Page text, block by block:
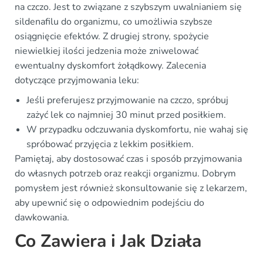
na czczo. Jest to związane z szybszym uwalnianiem się
sildenafilu do organizmu, co umożliwia szybsze
osiągnięcie efektów. Z drugiej strony, spożycie
niewielkiej ilości jedzenia może zniwelować
ewentualny dyskomfort żołądkowy. Zalecenia
dotyczące przyjmowania leku:
Jeśli preferujesz przyjmowanie na czczo, spróbuj
zażyć lek co najmniej 30 minut przed posiłkiem.
W przypadku odczuwania dyskomfortu, nie wahaj się
spróbować przyjęcia z lekkim posiłkiem.
Pamiętaj, aby dostosować czas i sposób przyjmowania
do własnych potrzeb oraz reakcji organizmu. Dobrym
pomysłem jest również skonsultowanie się z lekarzem,
aby upewnić się o odpowiednim podejściu do
dawkowania.
Co Zawiera i Jak Działa